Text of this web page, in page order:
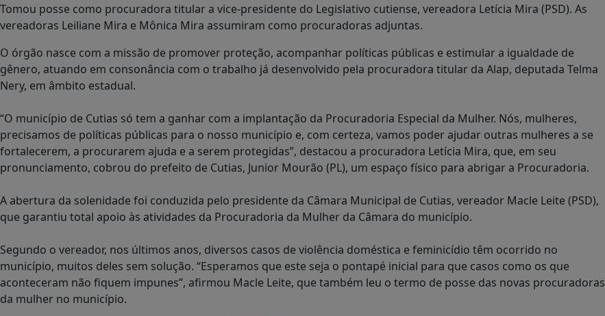
Tomou posse como procuradora titular a vice-presidente do Legislativo cutiense, vereadora Letícia Mira (PSD). As
vereadoras Leiliane Mira e Mônica Mira assumiram como procuradoras adjuntas.
O órgão nasce com a missão de promover proteção, acompanhar políticas públicas e estimular a igualdade de
gênero, atuando em consonância com o trabalho já desenvolvido pela procuradora titular da Alap, deputada Telma
Nery, em âmbito estadual.
“O município de Cutias só tem a ganhar com a implantação da Procuradoria Especial da Mulher. Nós, mulheres,
precisamos de políticas públicas para o nosso município e, com certeza, vamos poder ajudar outras mulheres a se
fortalecerem, a procurarem ajuda e a serem protegidas”, destacou a procuradora Letícia Mira, que, em seu
pronunciamento, cobrou do prefeito de Cutias, Junior Mourão (PL), um espaço físico para abrigar a Procuradoria.
A abertura da solenidade foi conduzida pelo presidente da Câmara Municipal de Cutias, vereador Macle Leite (PSD),
que garantiu total apoio às atividades da Procuradoria da Mulher da Câmara do município.
Segundo o vereador, nos últimos anos, diversos casos de violência doméstica e feminicídio têm ocorrido no
município, muitos deles sem solução. “Esperamos que este seja o pontapé inicial para que casos como os que
aconteceram não fiquem impunes”, afirmou Macle Leite, que também leu o termo de posse das novas procuradoras
da mulher no município.